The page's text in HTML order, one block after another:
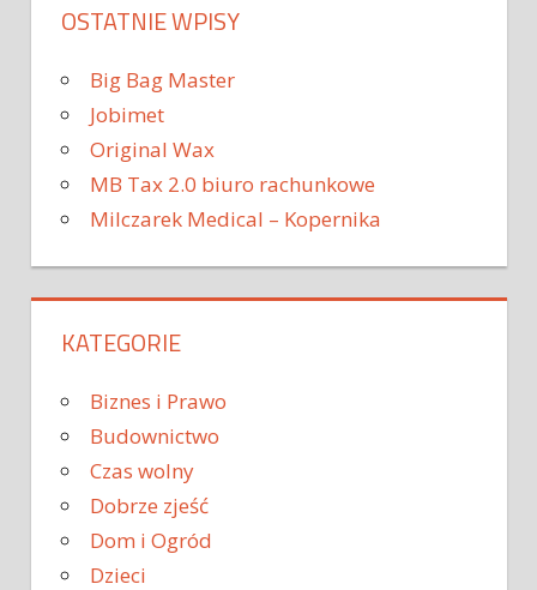
OSTATNIE WPISY
Big Bag Master
Jobimet
Original Wax
MB Tax 2.0 biuro rachunkowe
Milczarek Medical – Kopernika
KATEGORIE
Biznes i Prawo
Budownictwo
Czas wolny
Dobrze zjeść
Dom i Ogród
Dzieci